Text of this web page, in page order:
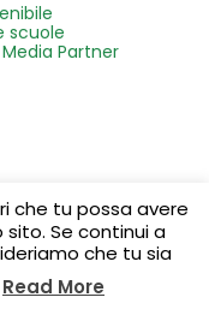
scuole
Media Partner
che tu possa avere
Se continui a
che tu sia
Read More